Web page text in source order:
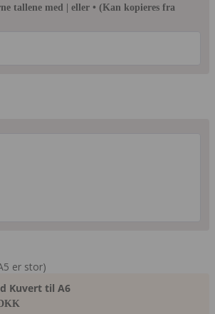
tallene med | eller • (Kan kopieres fra
er stor)
Kuvert til A6